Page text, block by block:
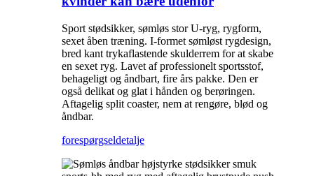
Sport stødsikker, sømløs stor U-ryg, rygform,
sexet åben træning. I-formet sømløst rygdesign,
bred kant trykaflastende skulderrem for at skabe
en sexet ryg. Lavet af professionelt sportsstof,
behageligt og åndbart, fire års pakke. Den er
også delikat og glat i hånden og berøringen.
Aftagelig split coaster, nem at rengøre, blød og
åndbar.
forespørgseldetalje